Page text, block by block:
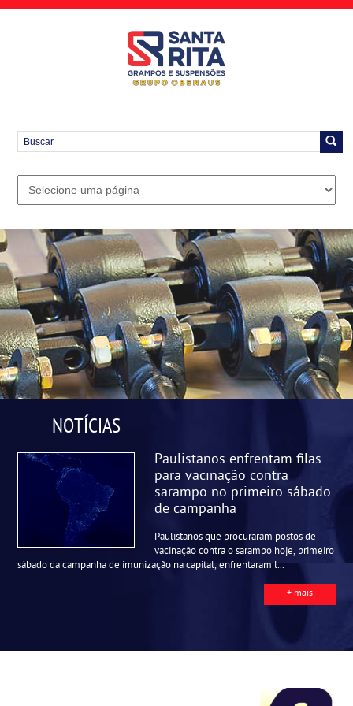
NOTÍCIAS
Paulistanos enfrentam filas
para vacinação contra
sarampo no primeiro sábado
de campanha
Paulistanos que procuraram postos de
vacinação contra o sarampo hoje, primeiro
sábado da campanha de imunização na capital, enfrentaram l...
+ mais